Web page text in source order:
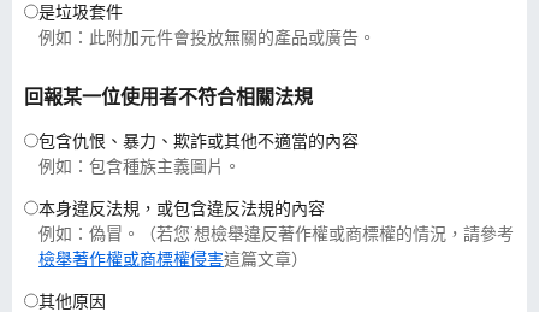
加
件
是垃圾套件
例如：此附加元件會投放無關的產品或廣告。
回報某一位使用者不符合相關法規
包含仇恨、暴力、欺詐或其他不適當的內容
例如：包含種族主義圖片。
本身違反法規，或包含違反法規的內容
例如：偽冒。（若您˙想檢舉違反著作權或商標權的情況，請參考
檢舉著作權或商標權侵害這篇文章）
其他原因